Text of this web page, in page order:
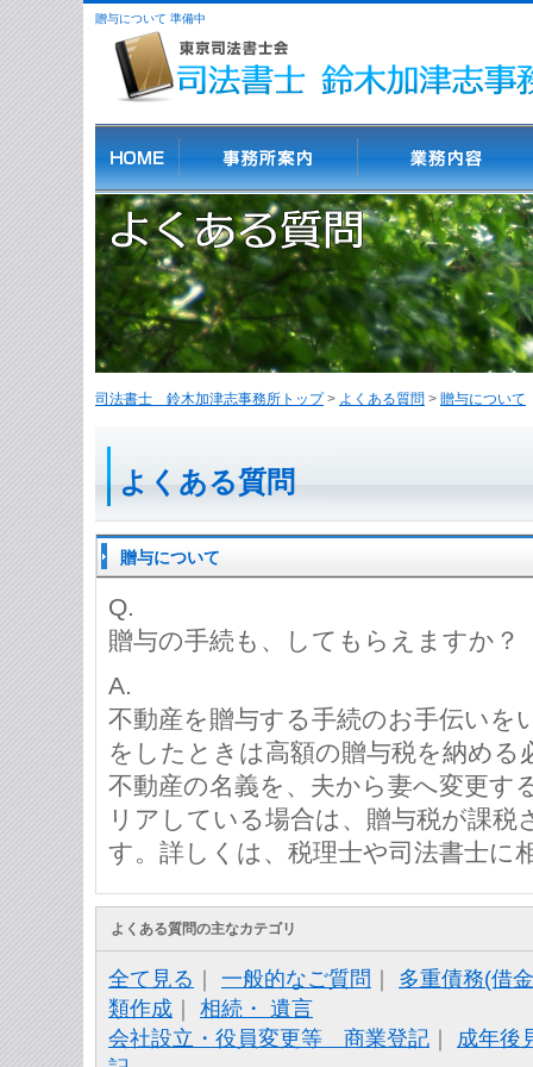
贈与について 準備中
司法書士 鈴木加津志事務所トップ> よくある質問 > 贈与について
よくある質問
贈与について
Q.
贈与の手続も、してもらえますか？
A.
不動産を贈与する手続のお手伝いを
をしたときは高額の贈与税を納め
不動産の名義を、夫から妻へ変更す
リアしている場合は、贈与税が課税
す。詳しくは、税理士や司法書士に
よくある質問の主なカテゴリ
全て見る ｜ 一般的なご質問 ｜ 多重債務(借
類作成 ｜ 相続・ 遺言
会社設立・役員変更等 商業登記 ｜ 成年後